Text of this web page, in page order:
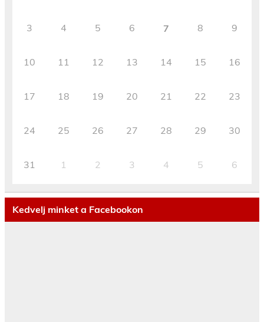
3 4 5 6 7 8 9
10 11 12 13 14 15 16
17 18 19 20 21 22 23
24 25 26 27 28 29 30
31 1 2 3 4 5 6
Kedvelj minket a Facebookon